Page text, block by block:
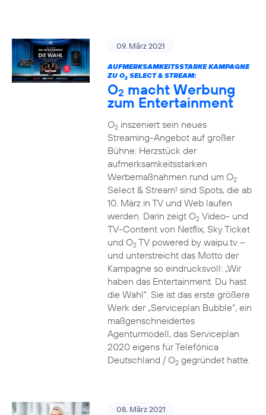
09. März 2021
AUFMERKSAMKEITSSTARKE KAMPAGNE
ZU O2SELECT & STREAM:
O2 macht Werbung
zum Entertainment
O2inszeniert sein neues
Streaming-Angebot auf großer
Bühne: Herzstück der
aufmerksamkeitsstarken
Werbemaßnahmen rund um O2
Select & Stream1 sind Spots, die ab
10. März in TV und Web laufen
werden. Darin zeigt O2Video- und
TV-Content von Netflix, Sky Ticket
und O2TV powered by waipu.tv –
und unterstreicht das Motto der
Kampagne so eindrucksvoll: „Wir
haben das Entertainment. Du hast
die Wahl“. Sie ist das erste größere
Werk der „Serviceplan Bubble“, ein
maßgenschneidertes
Agenturmodell, das Serviceplan
2020 eigens für Telefónica
Deutschland / O2gegründet hatte.
08. März 2021